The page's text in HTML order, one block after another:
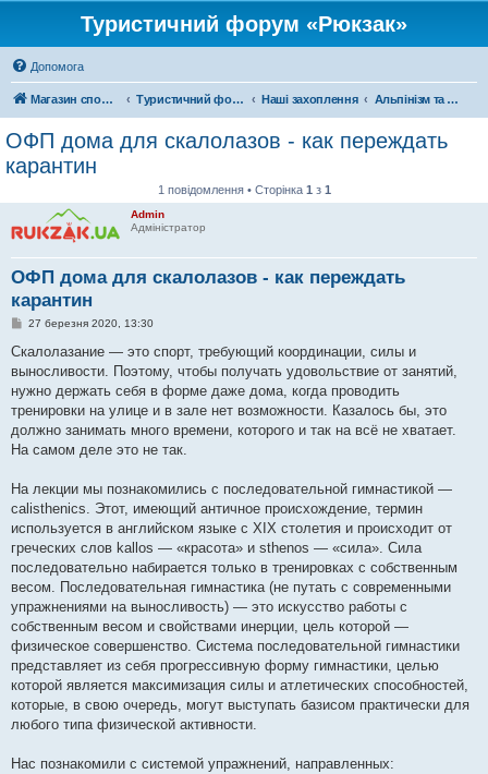
Туристичний форум «Рюкзак»
Допомога
Магазин спорядження Туристичний форум «Рюкзак» Наші захоплення Альпінізм та скелелазіння
ОФП дома для скалолазов - как переждать
карантин
1 повідомлення • Сторінка 1 з 1
Admin
Адміністратор
ОФП дома для скалолазов - как переждать
карантин
П
в
д
о
л
е
н
27 березня 2020, 13:30
Скалолазание — это спорт, требующий координации, силы и
выносливости. Поэтому, чтобы получать удовольствие от занятий,
нужно держать себя в форме даже дома, когда проводить
тренировки на улице и в зале нет возможности. Казалось бы, это
должно занимать много времени, которого и так на всё не хватает.
На самом деле это не так.
На лекции мы познакомились с последовательной гимнастикой —
calisthenics. Этот, имеющий античное происхождение, термин
используется в английском языке с XIX столетия и происходит от
греческих слов kallos — «красота» и sthenos — «сила». Сила
последовательно набирается только в тренировках с собственным
весом. Последовательная гимнастика (не путать с современными
упражнениями на выносливость) — это искусство работы с
собственным весом и свойствами инерции, цель которой —
физическое совершенство. Система последовательной гимнастики
представляет из себя прогрессивную форму гимнастики, целью
которой является максимизация силы и атлетических способностей,
которые, в свою очередь, могут выступать базисом практически для
любого типа физической активности.
Нас познакомили с системой упражнений, направленных: